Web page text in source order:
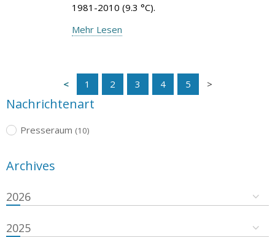
1981-2010 (9.3 °C).
Mehr Lesen
1 2 3 4 5
Nachrichtenart
Presseraum (10)
Archives
2026
2025